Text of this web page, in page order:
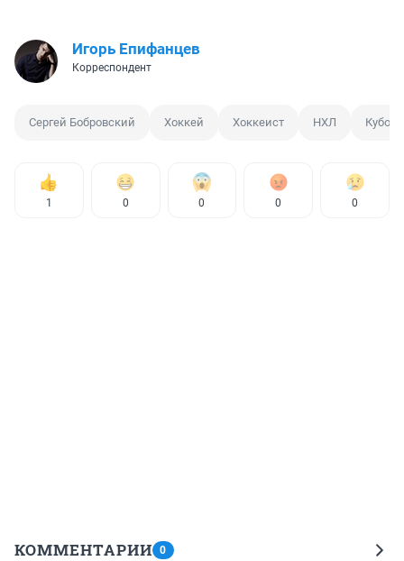
Игорь Епифанцев
Корреспондент
Сергей Бобровский Хоккей Хоккеист НХЛ Кубок
1 0 0 0 0
КОММЕНТАРИИ 0